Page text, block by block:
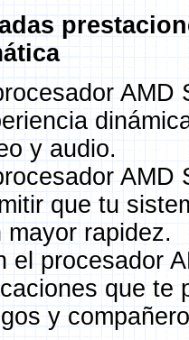
AMD
y audio.
AMD
que tu
mayor rapidez.
el procesador
que te
y